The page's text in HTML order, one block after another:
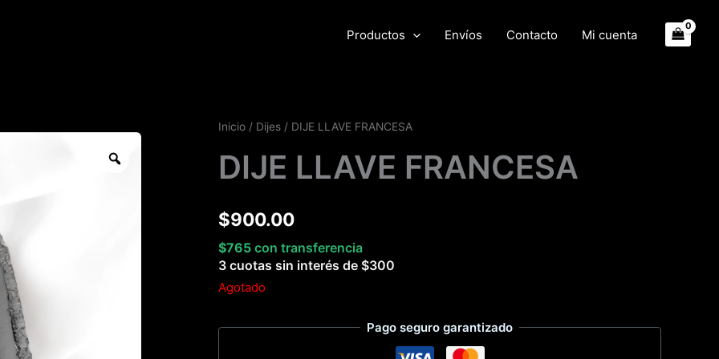
Productos Envíos Contacto Mi cuenta
Inicio / Dijes / DIJE LLAVE FRANCESA
DIJE LLAVE FRANCESA
$900.00
$765 con transferencia
3 cuotas sin interés de $300
Agotado
Pago seguro garantizado